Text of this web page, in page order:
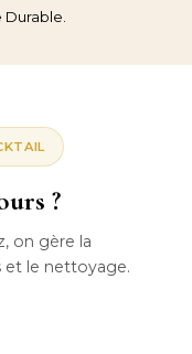
?
on gère la
et le nettoyage.